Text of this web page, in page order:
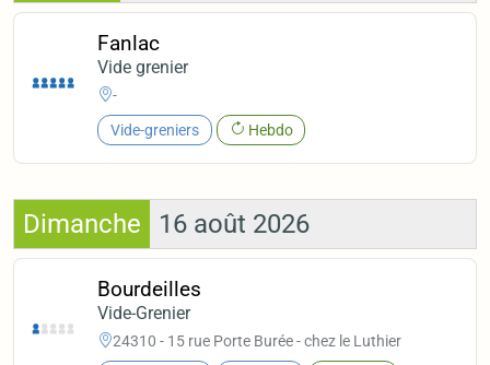
Fanlac
Vide grenier
-
Vide-greniers Hebdo
Dimanche 16 août 2026
Bourdeilles
Vide-Grenier
24310 - 15 rue Porte Burée - chez le Luthier